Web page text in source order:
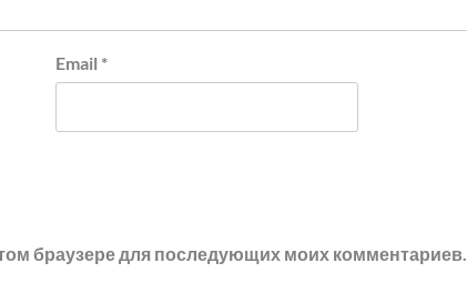
Email *
браузере для последующих моих комментариев.